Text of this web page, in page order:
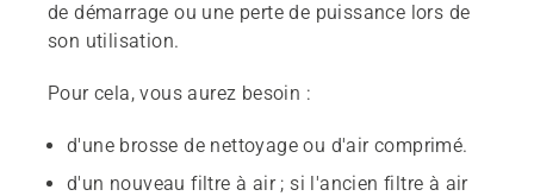
de démarrage ou une perte de puissance lors de
son utilisation.
Pour cela, vous aurez besoin :
d'une brosse de nettoyage ou d'air comprimé.
d'un nouveau filtre à air ; si l'ancien filtre à air